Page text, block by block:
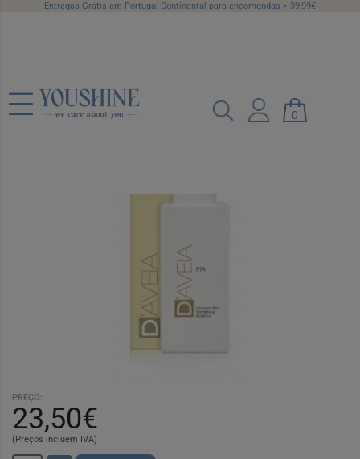
Entregas Grátis em Portugal Continental para encomendas > 39,99€
0
D Aveia PTA Emulsão Pele Acneica
200 ml
PREÇO:
23,50€
(Preços incluem IVA)